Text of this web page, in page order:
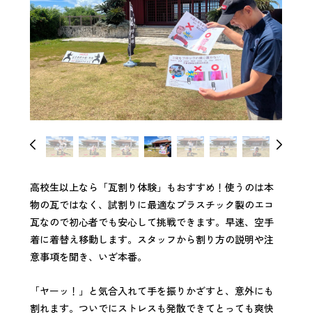
高校生以上なら「瓦割り体験」もおすすめ！使うのは本
物の瓦ではなく、試割りに最適なプラスチック製のエコ
瓦なので初心者でも安心して挑戦できます。早速、空手
着に着替え移動します。スタッフから割り方の説明や注
意事項を聞き、いざ本番。
「ヤーッ！」と気合入れて手を振りかざすと、意外にも
割れます。ついでにストレスも発散できてとっても爽快